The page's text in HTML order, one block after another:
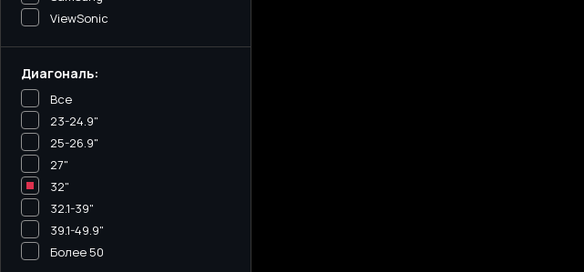
ViewSonic
Диагональ:
Все
23-24.9"
25-26.9"
27"
32"
32.1-39"
39.1-49.9"
Более 50